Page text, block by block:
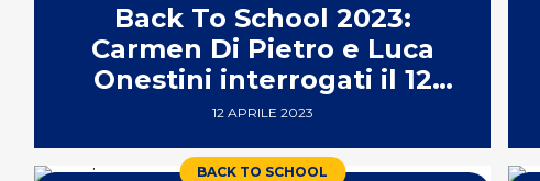
Back To School 2023:
Carmen Di Pietro e Luca
Onestini interrogati il 12
aprile
12 APRILE 2023
BACK TO SCHOOL